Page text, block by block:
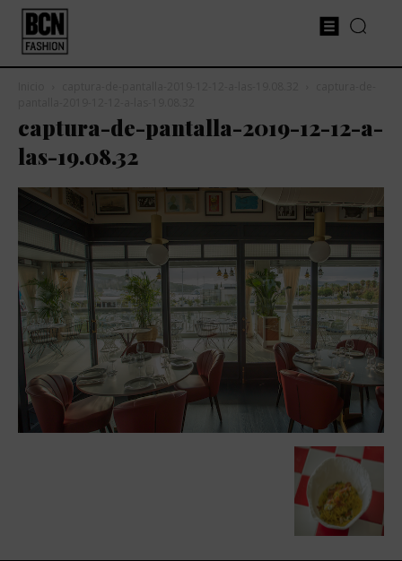
captura-de-pantalla-2019-12-12-a-
las-19.08.32